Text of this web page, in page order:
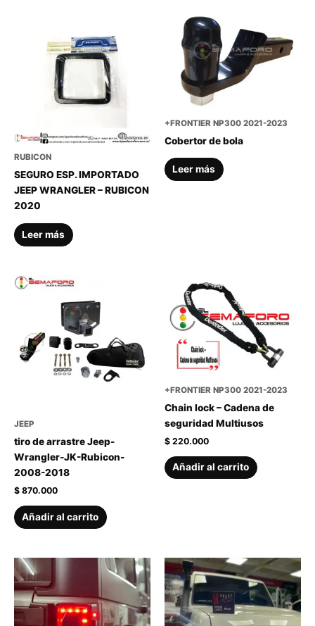
RUBICON
SEGURO ESP. IMPORTADO
JEEP WRANGLER – RUBICON
2020
Leer más
+FRONTIER NP300 2021-2023
Cobertor de bola
Leer más
JEEP
tiro de arrastre Jeep-
Wrangler-JK-Rubicon-
2008-2018
$ 870.000
Añadir al carrito
+FRONTIER NP300 2021-2023
Chain lock – Cadena de
seguridad Multiusos
$ 220.000
Añadir al carrito